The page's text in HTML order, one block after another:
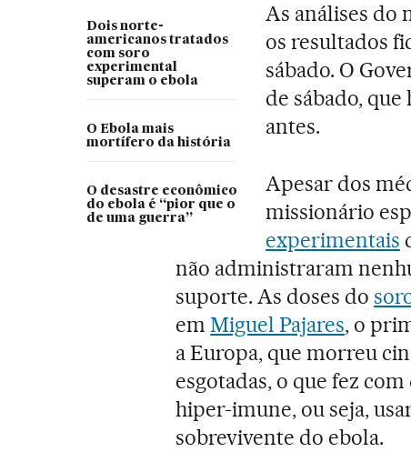
Dois norte-
americanos tratados
com soro
experimental
superam o ebola
O Ebola mais
mortífero da história
O desastre econômico
do ebola é “pior que o
de uma guerra”
As análises do
os resultados
sábado. O
de sábado,
antes.
Apesar dos
missionário
experimentais
não administraram
suporte. As doses do
emMiguel Pajares, o
a Europa, que morreu
esgotadas, o que fez
hiper-imune, ou seja,
sobrevivente do ebola.